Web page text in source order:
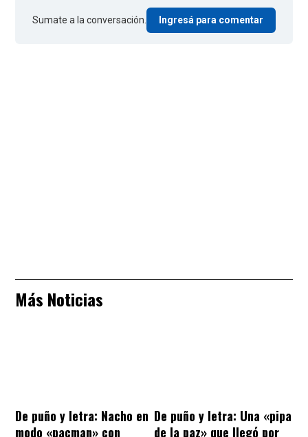
Sumate a la conversación. Ingresá para comentar
Más Noticias
De puño y letra: Nacho en
modo «pacman» con
De puño y letra: Una «pipa
de la paz» que llegó por